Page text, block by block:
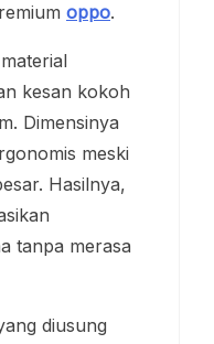
oppo.
kesan kokoh
Dimensinya
meski
Hasilnya,
tanpa merasa
diusung